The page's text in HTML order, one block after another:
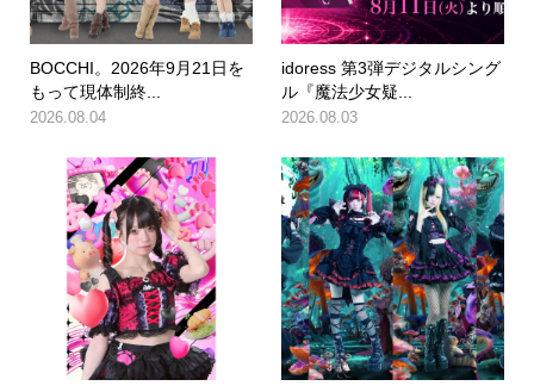
BOCCHI。2026年9月21日を
もって現体制終...
2026.08.04
idoress 第3弾デジタルシング
ル『魔法少女疑...
2026.08.03